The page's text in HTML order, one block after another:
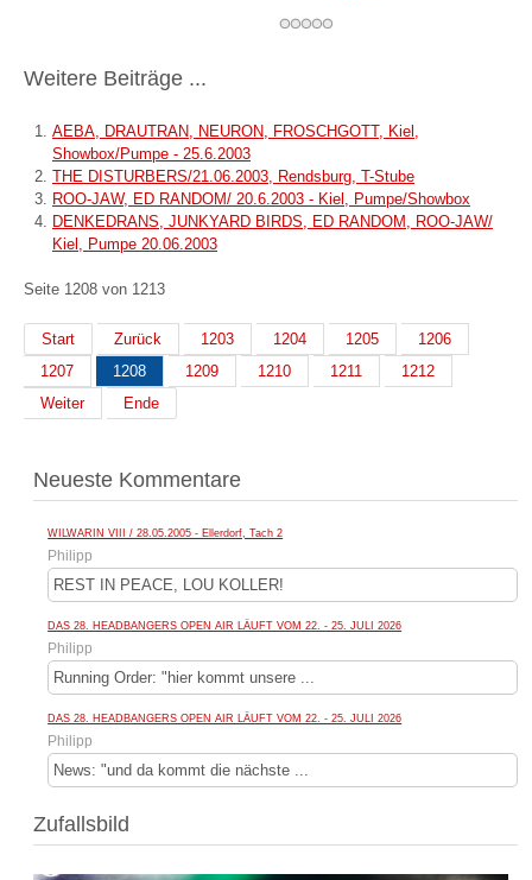
Weitere Beiträge ...
AEBA, DRAUTRAN, NEURON, FROSCHGOTT, Kiel,
Showbox/Pumpe - 25.6.2003
THE DISTURBERS/21.06.2003, Rendsburg, T-Stube
ROO-JAW, ED RANDOM/ 20.6.2003 - Kiel, Pumpe/Showbox
DENKEDRANS, JUNKYARD BIRDS, ED RANDOM, ROO-JAW/
Kiel, Pumpe 20.06.2003
Seite 1208 von 1213
Start Zurück 1203 1204 1205
1206
1207
1208 1209 1210 1211
1212
Weiter
Ende
Neueste Kommentare
WILWARIN VIII / 28.05.2005 - Ellerdorf, Tach 2
Philipp
REST IN PEACE, LOU KOLLER!
DAS 28. HEADBANGERS OPEN AIR LÄUFT VOM 22. - 25. JULI 2026
Philipp
Running Order: "hier kommt unsere ...
DAS 28. HEADBANGERS OPEN AIR LÄUFT VOM 22. - 25. JULI 2026
Philipp
News: "und da kommt die nächste ...
Zufallsbild